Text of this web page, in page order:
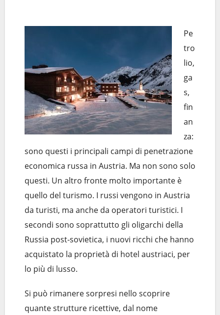
Pe
tro
lio,
ga
s,
fin
an
za:
sono questi i principali campi di penetrazione
economica russa in Austria. Ma non sono solo
questi. Un altro fronte molto importante è
quello del turismo. I russi vengono in Austria
da turisti, ma anche da operatori turistici. I
secondi sono soprattutto gli oligarchi della
Russia post-sovietica, i nuovi ricchi che hanno
acquistato la proprietà di hotel austriaci, per
lo più di lusso.
Si può rimanere sorpresi nello scoprire
quante strutture ricettive, dal nome